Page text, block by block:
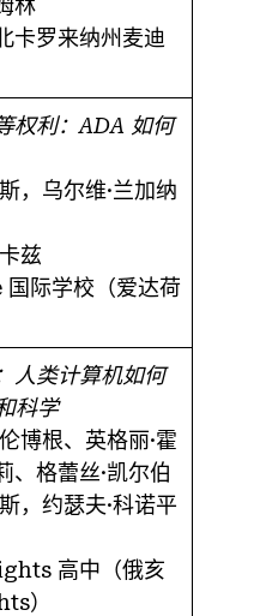
卡罗来纳州麦迪
权利：ADA 如何
，乌尔维·兰加纳
兹
际学校（爱达荷
人类计算机如何
科学
博根、英格丽·霍
、格蕾丝·凯尔伯
，约瑟夫·科诺平
高中（俄亥
）